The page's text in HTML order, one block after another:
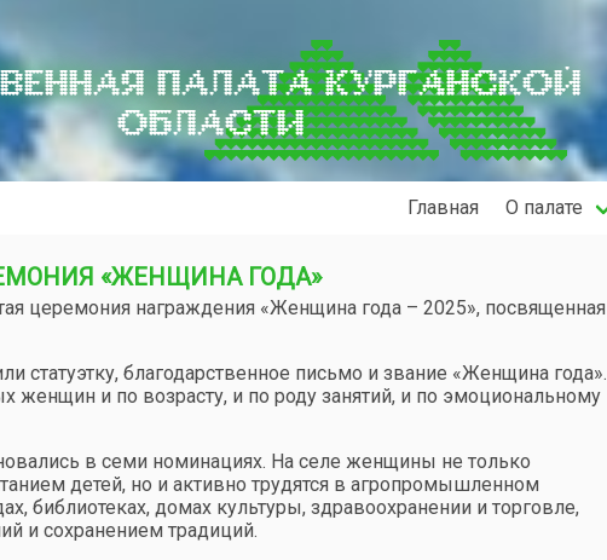
ПАЛАТА КУРГАНСКОЙ
ОБЛАСТИ
Главная О палате
«ЖЕНЩИНА ГОДА»
церемония награждения «Женщина года – 2025», посвященная
статуэтку, благодарственное письмо и звание «Женщина года».
и по возрасту, и по роду занятий, и по эмоциональному
в семи номинациях. На селе женщины не только
детей, но и активно трудятся в агропромышленном
библиотеках, домах культуры, здравоохранении и торговле,
и сохранением традиций.